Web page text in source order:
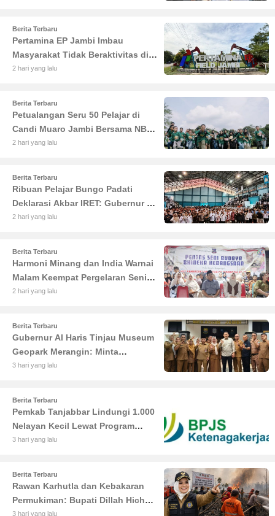
Berita Terbaru
Pertamina EP Jambi Imbau
Masyarakat Tidak Beraktivitas di
Atas Jalur Pipa Migas Demi
2 hari yang lalu
Berita Terbaru
Petualangan Seru 50 Pelajar di
Candi Muaro Jambi Bersama NBT
Coal Group
2 hari yang lalu
Berita Terbaru
Ribuan Pelajar Bungo Padati
Deklarasi Akbar IRET: Gubernur Al
Haris Sentil Bahaya Judi Online
2 hari yang lalu
Berita Terbaru
Harmoni Minang dan India Warnai
Malam Keempat Pergelaran Seni
Budaya di Alun-Alun Kuala
2 hari yang lalu
Berita Terbaru
Gubernur Al Haris Tinjau Museum
Geopark Merangin: Minta
Pengelola Genjot Inovasi dan
3 hari yang lalu
Berita Terbaru
Pemkab Tanjabbar Lindungi 1.000
Nelayan Kecil Lewat Program
BPJS Ketenagakerjaan
3 hari yang lalu
Berita Terbaru
Rawan Karhutla dan Kebakaran
Permukiman: Bupati Dillah Hich
3 hari yang lalu